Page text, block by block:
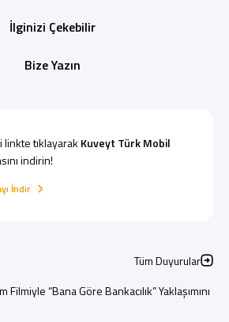
İlginizi Çekebilir
Bize Yazın
linkte tıklayarak Kuveyt Türk Mobil
indirin!
İndir
Tüm Duyurular
“Bana Göre Bankacılık” Yaklaşımını